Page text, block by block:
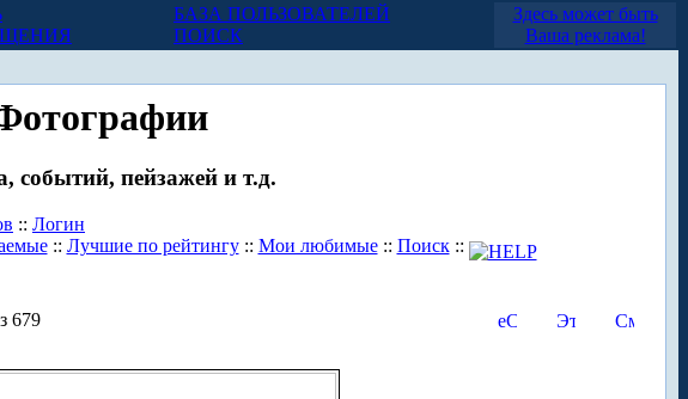
БАЗА ПОЛЬЗОВАТЕЛЕЙ
ПОИСК
Здесь может быть
Ваша реклама!
событий, пейзажей и т.д.
:: Логин
:: Лучшие по рейтингу:: Мои любимые:: Поиск::
679